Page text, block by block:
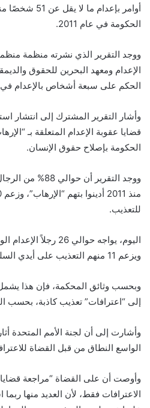
أوامر بإعدام
الحكومة في عام 2011.
ووجد التقرير الذي نشرته منظمة
الإعدام ومعهد البحرين للحقوق
الحكم على سبعة أشخاص بالإعدام
وأشار التقرير المشترك إلى انتشار
قضايا عقوبة الإعدام المتعلقة بـ
الحكومة بإصلاح حقوق الإنسان.
ووجد التقرير أن
للتعذيب.
اليوم، يواجه حوالي 26
ويزعم 11 منهم التعذيب على أيدي السلطات البحرينية.
وبحسب وثائق المحكمة، فإن هذا يشمل
إلى “اعترافات” تعذيب كاذبة، بحسب
وأشارت إلى أن لجنة الأمم المتحدة
الواسع النطاق من قبل القضاة
وأوصت أن على القضاة “مراجعة
الاعترافات فقط، لأن العديد منها